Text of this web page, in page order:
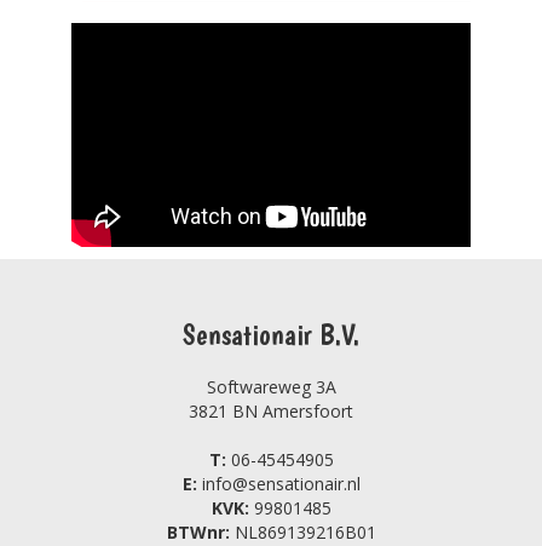
Sensationair B.V.
Softwareweg 3A
3821 BN Amersfoort
T: 06-45454905
E: info@sensationair.nl
KVK: 99801485
BTWnr: NL869139216B01